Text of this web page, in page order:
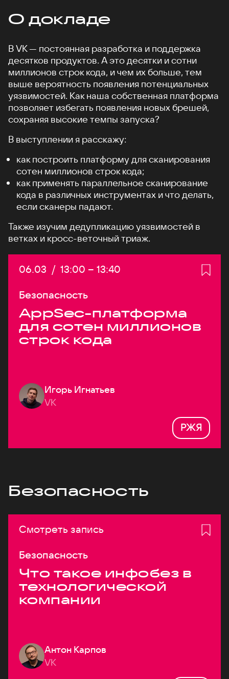
О докладе
В VK — постоянная разработка и поддержка
десятков продуктов. А это десятки и сотни
миллионов строк кода, и чем их больше, тем
выше вероятность появления потенциальных
уязвимостей. Как наша собственная платформа
позволяет избегать появления новых брешей,
сохраняя высокие темпы запуска?
В выступлении я расскажу:
как построить платформу для сканирования
сотен миллионов строк кода;
как применять параллельное сканирование
кода в различных инструментах и что делать,
если сканеры падают.
Также изучим дедупликацию уязвимостей в
ветках и кросс-веточный триаж.
Дата:
06.03 / Начало:
13:00 – Конец:
13:40
Безопасность
AppSec-платформа
для сотен миллионов
строк кода
Игорь Игнатьев
VK
РЖЯ
Безопасность
Смотреть запись
Безопасность
Что такое инфобез в
технологической
компании
Антон Карпов
VK